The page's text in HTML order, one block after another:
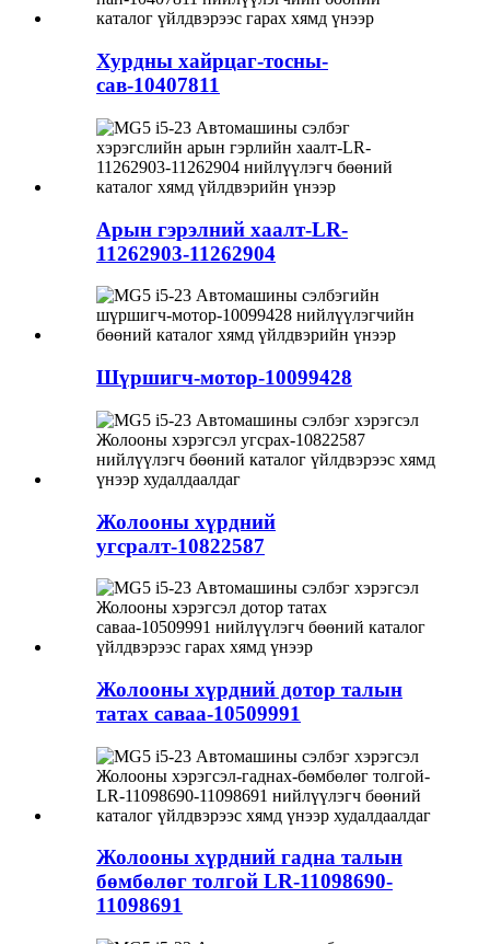
Хурдны хайрцаг-тосны-
сав-10407811
Арын гэрэлний хаалт-LR-
11262903-11262904
Шүршигч-мотор-10099428
Жолооны хүрдний
угсралт-10822587
Жолооны хүрдний дотор талын
татах саваа-10509991
Жолооны хүрдний гадна талын
бөмбөлөг толгой LR-11098690-
11098691